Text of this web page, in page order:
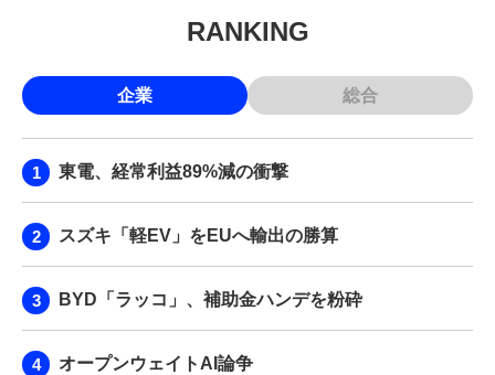
RANKING
企業 総合
東電、経常利益89%減の衝撃
スズキ「軽EV」をEUへ輸出の勝算
BYD「ラッコ」、補助金ハンデを粉砕
オープンウェイトAI論争